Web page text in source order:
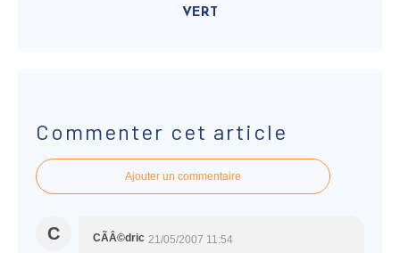
VERT
Commenter cet article
Ajouter un commentaire
C CÃÂ©dric 21/05/2007 11:54